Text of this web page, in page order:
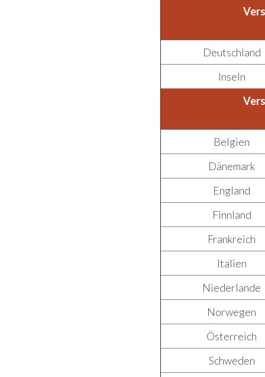
Deutschland
Inseln
Belgien
Dänemark
England
Finnland
Frankreich
Italien
Niederlande
Norwegen
Österreich
Schweden